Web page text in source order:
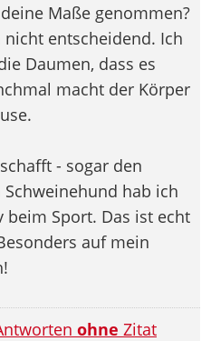
Maße genommen?
entscheidend. Ich
Daumen, dass es
macht der Körper
- sogar den
hab ich
Sport. Das ist echt
auf mein
ohne Zitat